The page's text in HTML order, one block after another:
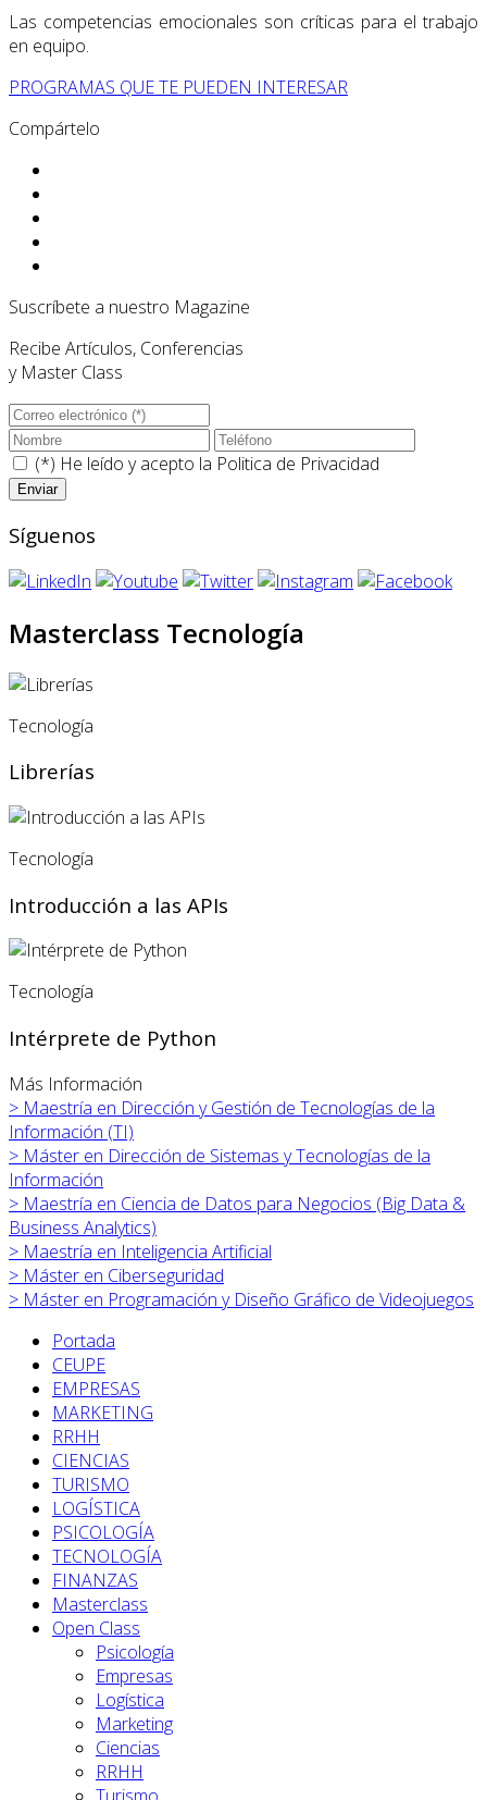
Las competencias emocionales son críticas para el trabajo
en equipo.
PROGRAMAS QUE TE PUEDEN INTERESAR
Compártelo
Suscríbete a nuestro Magazine
Recibe Artículos, Conferencias
y Master Class
(*) He leído y acepto la Politica de Privacidad
Síguenos
Masterclass Tecnología
Tecnología
Librerías
Tecnología
Introducción a las APIs
Tecnología
Intérprete de Python
Más Información
> Maestría en Dirección y Gestión de Tecnologías de la
Información (TI)
> Máster en Dirección de Sistemas y Tecnologías de la
Información
> Maestría en Ciencia de Datos para Negocios (Big Data &
Business Analytics)
> Maestría en Inteligencia Artificial
> Máster en Ciberseguridad
> Máster en Programación y Diseño Gráfico de Videojuegos
Portada
CEUPE
EMPRESAS
MARKETING
RRHH
CIENCIAS
TURISMO
LOGÍSTICA
PSICOLOGÍA
TECNOLOGÍA
FINANZAS
Masterclass
Open Class
Psicología
Empresas
Logística
Marketing
Ciencias
RRHH